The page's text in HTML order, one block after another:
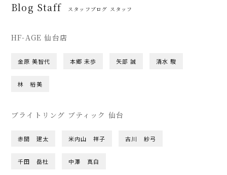
Blog Staff スタッフブログ スタッフ
HF-AGE 仙台店
金原 美智代 本郷 未歩 矢部 誠 清水 駿
林 裕美
ブライトリング ブティック 仙台
赤間 建太 米内山 祥子 古川 紗弓
千田 岳杜 中澤 真白